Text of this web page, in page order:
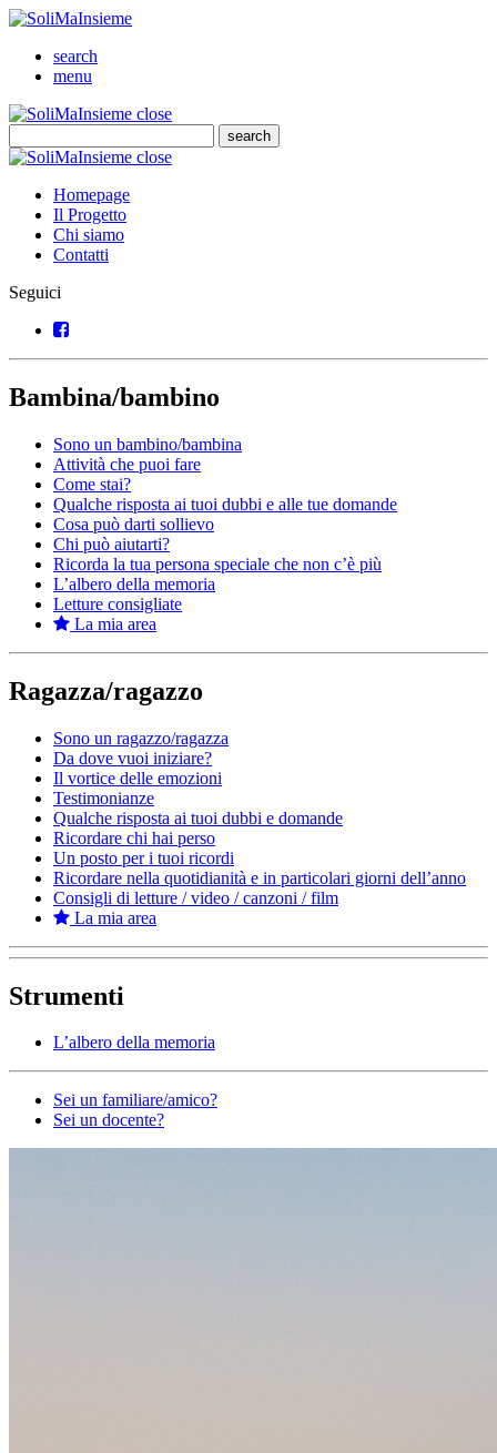
SoliMaInsieme
search
menu
SoliMaInsieme
closeClose
search
Cerca
SoliMaInsieme
closeClose
Homepage
Il Progetto
Chi siamo
Contatti
Seguici
Facebook
Bambina/bambino
Sono un bambino/bambina
Attività che puoi fare
Come stai?
Qualche risposta ai tuoi dubbi e alle tue domande
Cosa può darti sollievo
Chi può aiutarti?
Ricorda la tua persona speciale che non c’è più
L’albero della memoria
Letture consigliate
La mia area
Ragazza/ragazzo
Sono un ragazzo/ragazza
Da dove vuoi iniziare?
Il vortice delle emozioni
Testimonianze
Qualche risposta ai tuoi dubbi e domande
Ricordare chi hai perso
Un posto per i tuoi ricordi
Ricordare nella quotidianità e in particolari giorni dell’anno
Consigli di letture / video / canzoni / film
La mia area
Strumenti
L’albero della memoria
AltroSei un familiare/amico?
Sei un docente?